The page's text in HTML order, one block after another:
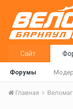
Сайт
Форумы
Главная